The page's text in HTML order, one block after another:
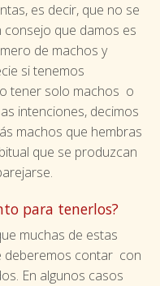
es decir, que no se
que damos es
de machos y
si tenemos
tener solo machos o
intenciones, decimos
machos que hembras
que se produzcan
para tenerlos?
muchas de estas
deberemos contar con
En algunos casos